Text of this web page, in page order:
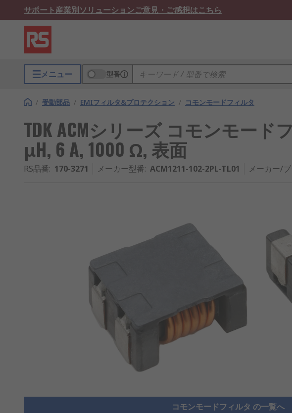
サポート産業別ソリューションご意見・ご感想はこちら
メニュー 型番
/ 受動部品 / EMIフィルタ&プロテクション / コモンモードフィルタ
TDK ACMシリーズ コモンモード
μH, 6 A, 1000 Ω, 表面
RS品番: 170-3271 メーカー型番: ACM1211-102-2PL-TL01 メーカー/
コモンモードフィルタ の一覧へ